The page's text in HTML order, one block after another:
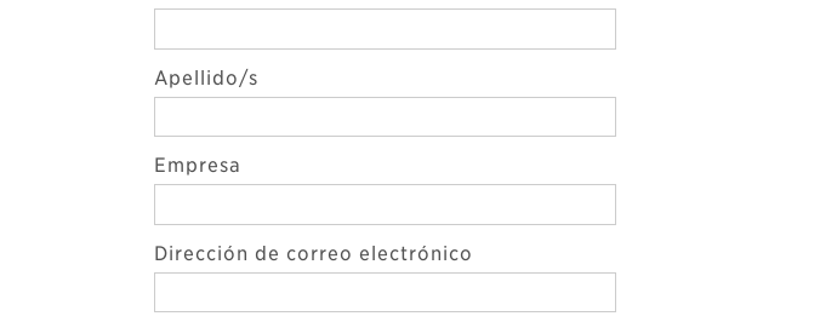
Apellido/s
Empresa
Dirección de correo electrónico